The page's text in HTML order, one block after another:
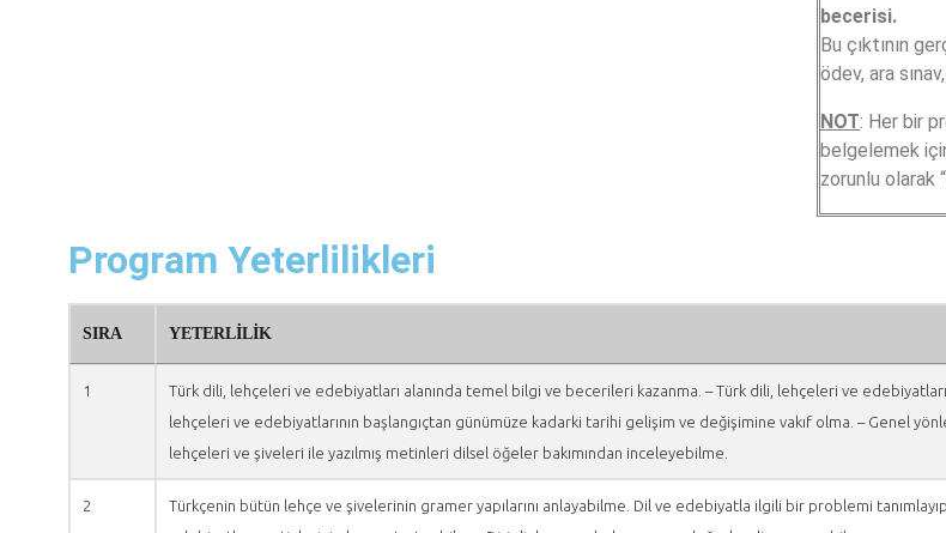
becerisi.
Bu çıktının
ödev, ara
NOT: Her bir
belgelemek
zorunlu olarak “
Program Yeterlilikleri
SIRA YETERLILIK
1
Türk dili, lehçeleri ve edebiyatları alanında temel bilgi ve becerileri kazanma. – Türk dili, lehçeleri ve
lehçeleri ve edebiyatlarının başlangıçtan günümüze kadarki tarihi gelişim ve değişimine vakıf olma. – Genel
lehçeleri ve şiveleri ile yazılmış metinleri dilsel öğeler bakımından inceleyebilme.
2
Türkçenin bütün lehçe ve şivelerinin gramer yapılarını anlayabilme. Dil ve edebiyatla ilgili bir problemi